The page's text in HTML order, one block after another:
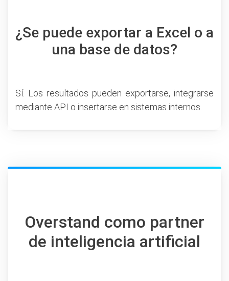
¿Se puede exportar a Excel o a
una base de datos?
Sí. Los resultados pueden exportarse, integrarse
mediante API o insertarse en sistemas internos.
Overstand como partner
de inteligencia artificial